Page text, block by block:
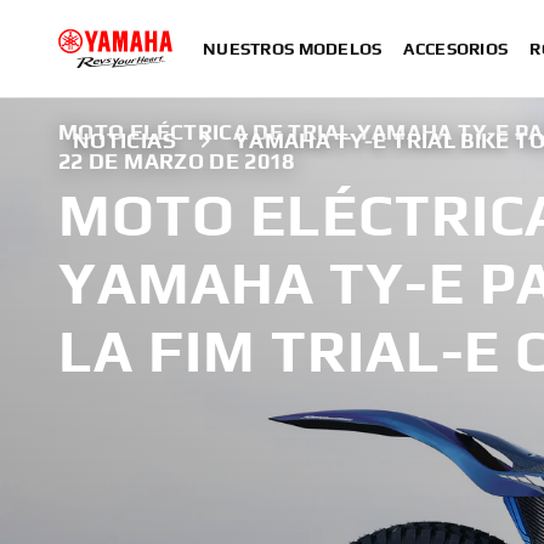
NUESTROS MODELOS ACCESORIOS
NOTICIAS YAMAHA TY-E TRIAL BIKE
MOTO ELÉCTRICA DE TRIAL YAMAHA TY-E
22 DE MARZO DE 2018
MOTO
YAMAHA TY-E
LA FIM TRIAL-E